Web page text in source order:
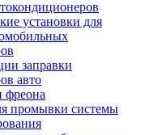
установки для
заправки
авто
фреона
промывки системы